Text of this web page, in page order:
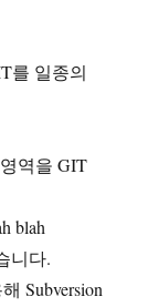
를 일종의
역을 GIT
blah
니다.
Subversion